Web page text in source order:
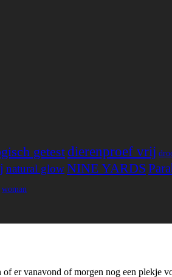
getestdierenproef vrij
natural glowNINE YARDS
woman
of er vanavond of morgen nog een plekje